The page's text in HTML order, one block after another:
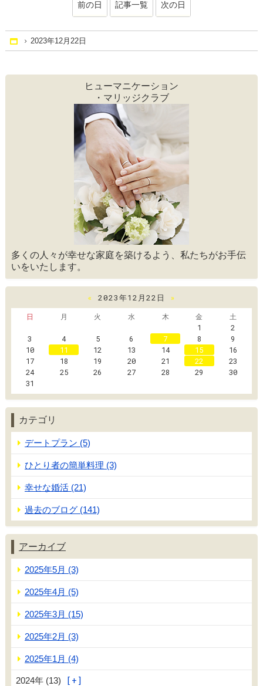
前の日 記事一覧 次の日
Home
2023年12月22日
ヒューマニケーション
・マリッジクラブ
多くの人々が幸せな家庭を築けるよう、私たちがお手伝
いをいたします。
« 2023年12月22日
»
日
月 火 水 木 金
土
1
2
3
4 5 6 7 8
9
10
11 12 13 14 15
16
17
18 19 20 21 22
23
24
25 26 27 28 29
30
31
カテゴリ
デートプラン (5)
ひとり者の簡単料理 (3)
幸せな婚活 (21)
過去のブログ (141)
アーカイブ
2025年5月 (3)
2025年4月 (5)
2025年3月 (15)
2025年2月 (3)
2025年1月 (4)
2024年 (13)